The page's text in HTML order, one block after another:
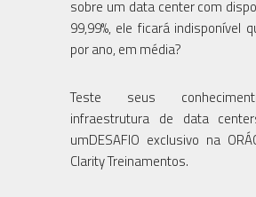
sobre um data center com
99,99%, ele ficará indisponível
por ano, em média?
Teste seus
infraestrutura de data
umDESAFIO exclusivo na
Clarity Treinamentos.